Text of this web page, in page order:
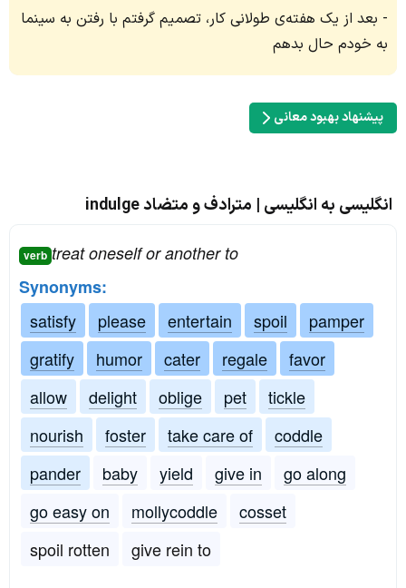
بعد از یک هفته‌ی طولانی کار، تصمیم گرفتم با رفتن به سینما
به خودم حال بدهم
پیشنهاد بهبود معانی
انگلیسی به انگلیسی | مترادف و متضاد indulge
verb treat oneself or another to
Synonyms:
satisfy
please entertain spoil
pamper
gratify
humor cater regale
favor
allow
delight oblige pet
tickle
nourish
foster take care of
coddle
pander
baby yield give in
go along
go easy on
mollycoddle
cosset
spoil rotten
give rein to